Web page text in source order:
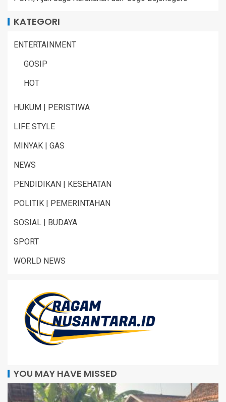
KATEGORI
ENTERTAINMENT
GOSIP
HOT
HUKUM | PERISTIWA
LIFE STYLE
MINYAK | GAS
NEWS
PENDIDIKAN | KESEHATAN
POLITIK | PEMERINTAHAN
SOSIAL | BUDAYA
SPORT
WORLD NEWS
YOU MAY HAVE MISSED